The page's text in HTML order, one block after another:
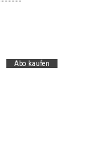
Abo kaufen